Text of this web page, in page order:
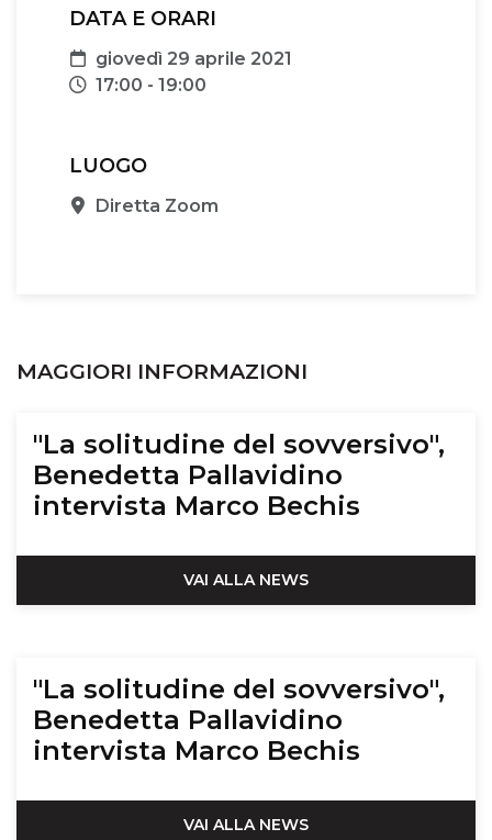
DATA E ORARI
Data
giovedì 29 aprile 2021
Orari
17:00 - 19:00
LUOGO
Sede
Diretta Zoom
MAGGIORI INFORMAZIONI
"La solitudine del sovversivo",
Benedetta Pallavidino
intervista Marco Bechis
VAI ALLA NEWS
"La solitudine del sovversivo",
Benedetta Pallavidino
intervista Marco Bechis
VAI ALLA NEWS